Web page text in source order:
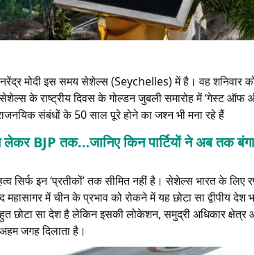
नरेंद्र मोदी इस समय सेशेल्स (Seychelles) में है। वह शनिवार
के राष्ट्रीय दिवस के गोल्डन जुबली समारोह में ‘गेस्ट ऑफ
संबंधों के 50 साल पूरे होने का जश्न भी मना रहे हैं
BJP तक…जानिए किन पार्टियों ने अब तक
सिर्फ इन ‘प्रतीकों’ तक सीमित नहीं है। सेशेल्स भारत के लिए
महासागर में चीन के प्रभाव को रोकने में यह छोटा सा द्वीपीय
छोटा सा देश है लेकिन इसकी लोकेशन, समुद्री अधिकार क्षेत्र
जगह दिलाता है।